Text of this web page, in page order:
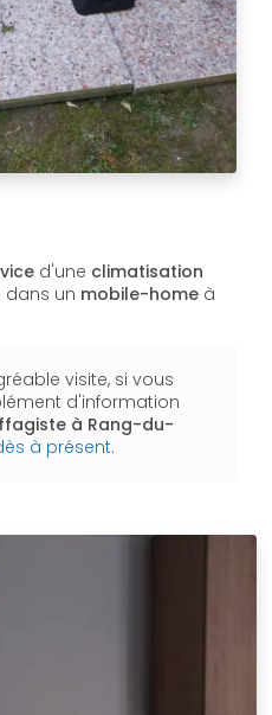
d'une climatisation
dans un mobile-home à
visite, si vous
d'information
à Rang-du-
à présent.